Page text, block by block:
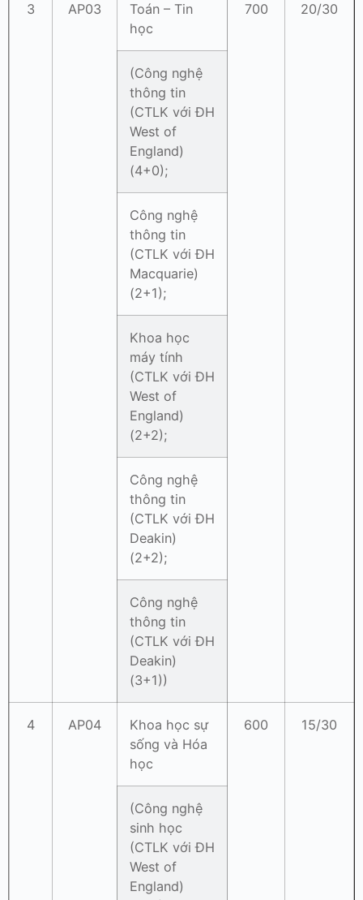
3 AP03
Toán – Tin
học
700 20/30
(Công nghệ
thông tin
(CTLK với ĐH
West of
England)
(4+0);
Công nghệ
thông tin
(CTLK với ĐH
Macquarie)
(2+1);
Khoa học
máy tính
(CTLK với ĐH
West of
England)
(2+2);
Công nghệ
thông tin
(CTLK với ĐH
Deakin)
(2+2);
Công nghệ
thông tin
(CTLK với ĐH
Deakin)
(3+1))
4 AP04
Khoa học sự
sống và Hóa
học
600 15/30
(Công nghệ
sinh học
(CTLK với ĐH
West of
England)